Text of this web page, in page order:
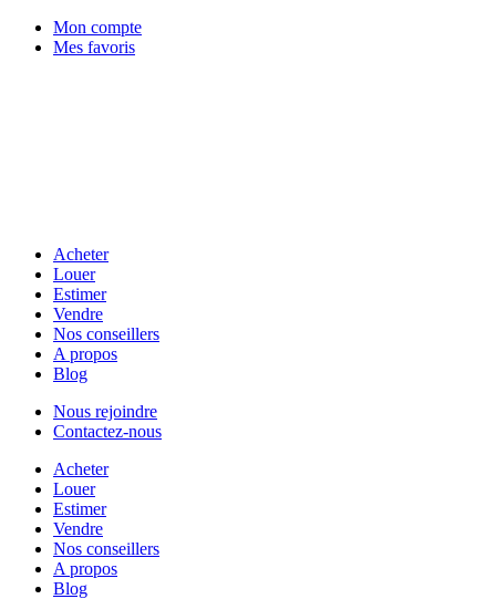
Mon compte
Mes favoris
Acheter
Louer
Estimer
Vendre
Nos conseillers
A propos
Blog
Nous rejoindre
Contactez-nous
Acheter
Louer
Estimer
Vendre
Nos conseillers
A propos
Blog